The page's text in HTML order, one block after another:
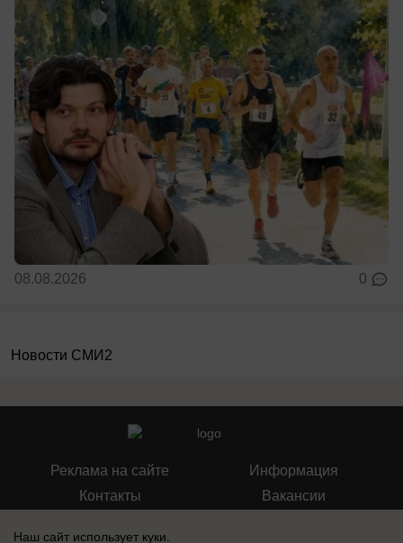
08.08.2026 0
Новости СМИ2
Реклама на сайте
Контакты
Информация
Вакансии
Наш сайт использует куки.